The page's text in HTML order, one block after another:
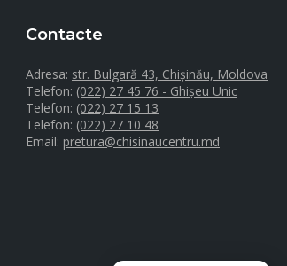
Contacte
Adresa: str. Bulgară 43, Chișinău, Moldova
Telefon: (022) 27 45 76 - Ghișeu Unic
Telefon: (022) 27 15 13
Telefon: (022) 27 10 48
Email: pretura@chisinaucentru.md